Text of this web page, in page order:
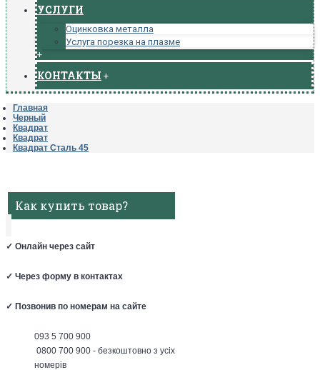
УСЛУГИ
Оцинковка металла
Услуга порезка на плазме
+
КОНТАКТЫ +
Главная
Черный
Квадрат
Квадрат
Квадрат Сталь 45
Как купить товар?
✓ Онлайн через сайт
✓ Через форму в контактах
✓ Позвонив по номерам на сайте
093 5 700 900
0800 700 900 - безкоштовно з усіх
номерів